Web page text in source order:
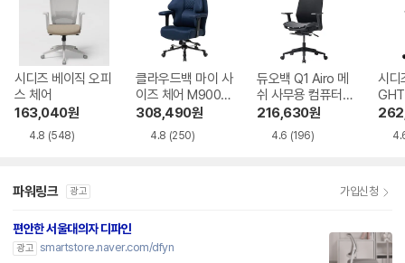
시디즈 베이직 오피
스 체어
163,040원
4.8 (548)
클라우드백 마이 사
이즈 체어 M900M
Q 2.0 게이밍 의자
308,490원
4.8 (250)
듀오백 Q1 Airo 메
쉬 사무용 컴퓨터
책상 의자
216,630원
4.6 (196)
시디
파워링크 광고 가입신청
편안한 서울대의자 디파인
광고 smartstore.naver.com/dfyn